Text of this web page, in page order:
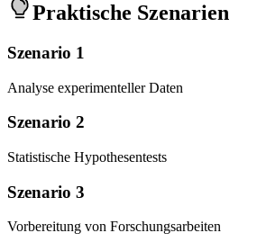
Praktische Szenarien
Szenario 1
Analyse experimenteller Daten
Szenario 2
Statistische Hypothesentests
Szenario 3
Vorbereitung von Forschungsarbeiten